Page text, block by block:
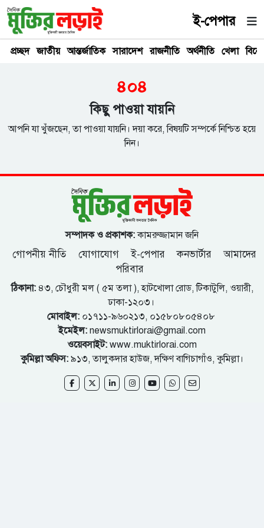
ই-পেপার
প্রচ্ছদ জাতীয় আন্তর্জাতিক সারাদেশ রাজনীতি অর্থনীতি খেলা
৪০৪
কিছু পাওয়া যায়নি
আপনি যা খুঁজছেন, তা পাওয়া যায়নি। দয়া করে, বিষয়টি সম্পর্কে নিশ্চিত হয়ে
নিন।
সম্পাদক ও প্রকাশক:কামরুজ্জামান জনি
গোপনীয় নীতি যোগাযোগ ই-পেপার কনভার্টার
আমাদের
পরিবার
ঠিকানা:৪৩, চৌধুরী মল ( ৫ম তলা ), হাটখোলা রোড, টিকাটুলি, ওয়ারী,
ঢাকা-১২০৩।
মোবাইল:০১৭১১-৯৬০২১৩, ০১৫৮০৮০৫৪০৮
ইমেইল: newsmuktirlorai@gmail.com
ওয়েবসাইট: www.muktirlorai.com
কুমিল্লা অফিস: ৯১৩, তালুকদার হাউজ, দক্ষিণ বাগিচাগাঁও, কুমিল্লা।